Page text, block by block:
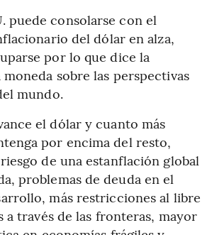
puede consolarse con el
del dólar en alza,
por lo que dice la
sobre las perspectivas
mundo.
el dólar y cuanto más
por encima del resto,
de una estanflación global
problemas de deuda en el
más restricciones al libre
a través de las fronteras, mayor